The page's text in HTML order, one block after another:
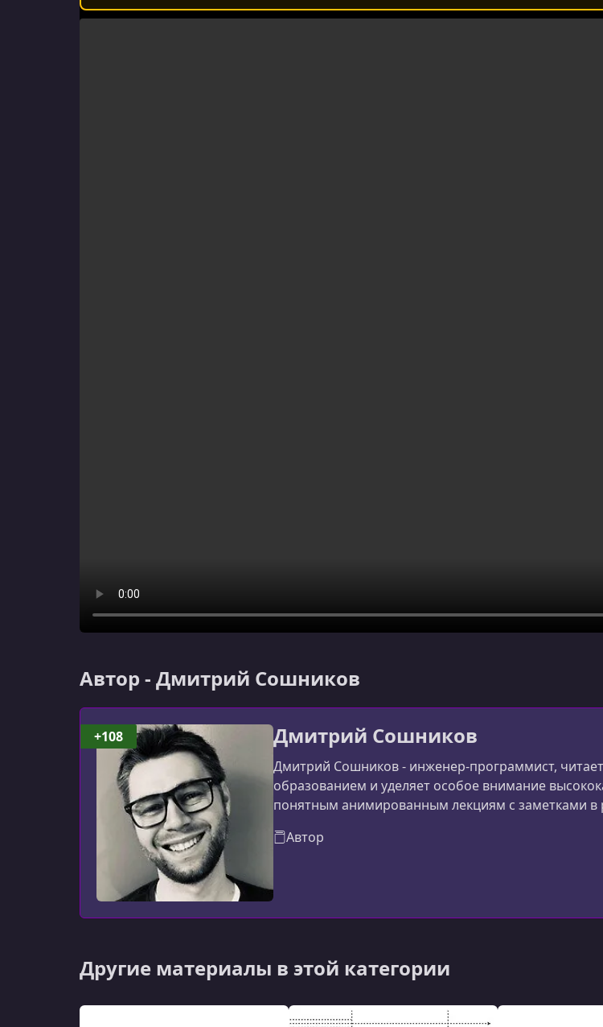
Автор - Дмитрий Сошников
Дмитрий Сошников
Дмитрий Сошников - инженер-программист,
образованием и уделяет особое внимание
понятным анимированным лекциям с заметками в
Автор
+108
Другие материалы в этой категории